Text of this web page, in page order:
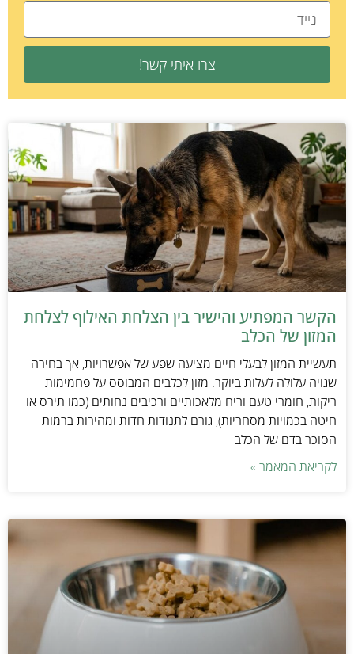
צרו איתי קשר!
הקשר המפתיע והישיר בין הצלחת האילוף לצלחת
המזון של הכלב
תעשיית המזון לבעלי חיים מציעה שפע של אפשרויות, אך בחירה
שגויה עלולה לעלות ביוקר. מזון לכלבים המבוסס על פחמימות
ריקות, חומרי טעם וריח מלאכותיים ורכיבים נחותים (כמו תירס או
חיטה בכמויות מסחריות), גורם לתנודות חדות ומהירות ברמות
הסוכר בדם של הכלב
לקריאת המאמר »